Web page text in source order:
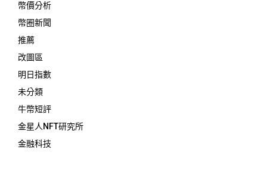
幣價分析
幣圈新聞
推薦
改圖區
明日指數
未分類
牛幣短評
金星人NFT研究所
金融科技